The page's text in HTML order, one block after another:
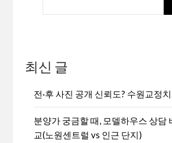
최신 글
전·후 사진 공개 신뢰도? 수원교정
분양가 궁금할 때, 모델하우스 상담
교(노원센트럴 vs 인근 단지)